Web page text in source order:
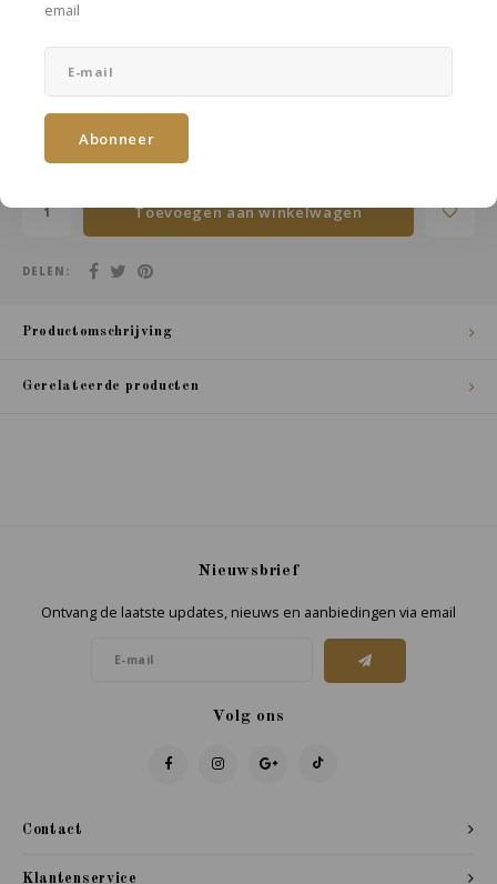
email
Abonneer
Maak een keuze...
OPMERKINGEN:
Toevoegen aan winkelwagen
DELEN:
Productomschrijving
Gerelateerde producten
Contact
Nieuwsbrief
Ontvang de laatste updates, nieuws en aanbiedingen via email
Volg ons
Klantenservice